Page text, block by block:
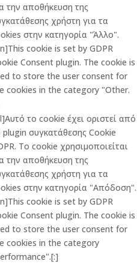
την αποθήκευση της
χρήστη για τα
στην κατηγορία "Άλλο".
cookie is set by GDPR
Consent plugin. The cookie is
to store the user consent for
cookies in the category "Other.
το cookie έχει οριστεί από
plugin συγκατάθεσης Cookie
Το cookie χρησιμοποιείται
την αποθήκευση της
χρήστη για τα
στην κατηγορία "Απόδοση".
cookie is set by GDPR
Consent plugin. The cookie is
to store the user consent for
cookies in the category